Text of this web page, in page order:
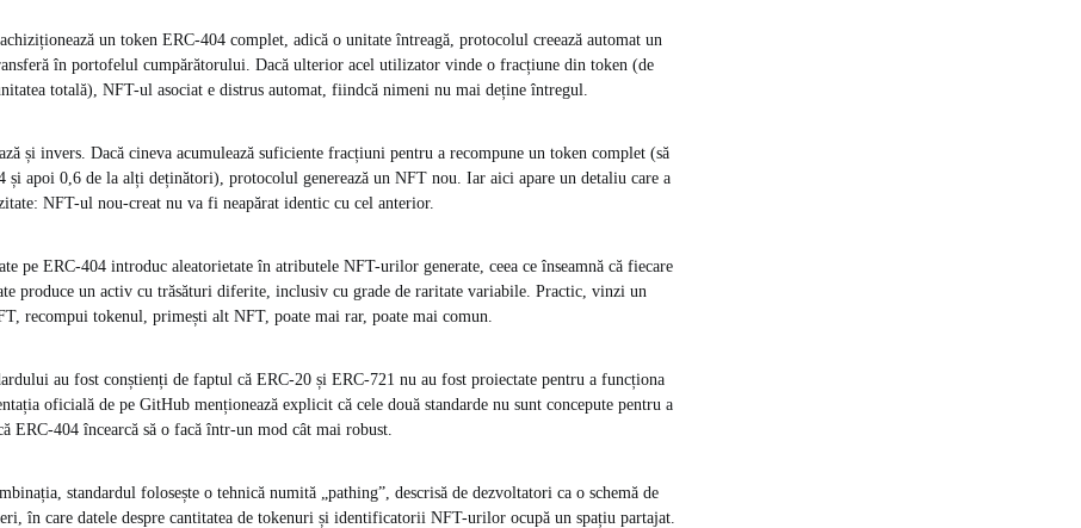
un token ERC-404 complet, adică o unitate întreagă, protocolul creează automat un
în portofelul cumpărătorului. Dacă ulterior acel utilizator vinde o fracțiune din token (de
totală), NFT-ul asociat e distrus automat, fiindcă nimeni nu mai deține întregul.
și invers. Dacă cineva acumulează suficiente fracțiuni pentru a recompune un token complet (să
și apoi 0,6 de la alți deținători), protocolul generează un NFT nou. Iar aici apare un detaliu care a
NFT-ul nou-creat nu va fi neapărat identic cu cel anterior.
pe ERC-404 introduc aleatorietate în atributele NFT-urilor generate, ceea ce înseamnă că fiecare
produce un activ cu trăsături diferite, inclusiv cu grade de raritate variabile. Practic, vinzi un
recompui tokenul, primești alt NFT, poate mai rar, poate mai comun.
au fost conștienți de faptul că ERC-20 și ERC-721 nu au fost proiectate pentru a funcționa
oficială de pe GitHub menționează explicit că cele două standarde nu sunt concepute pentru a
ERC-404 încearcă să o facă într-un mod cât mai robust.
standardul folosește o tehnică numită „pathing”, descrisă de dezvoltatori ca o schemă de
în care datele despre cantitatea de tokenuri și identificatorii NFT-urilor ocupă un spațiu partajat.